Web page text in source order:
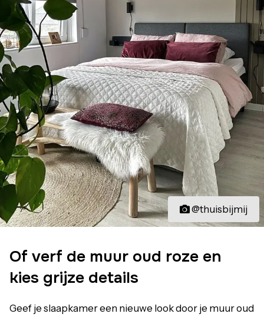
@thuisbijmij
Of verf de muur oud roze en
kies grijze details
Geef je slaapkamer een nieuwe look door je muur oud